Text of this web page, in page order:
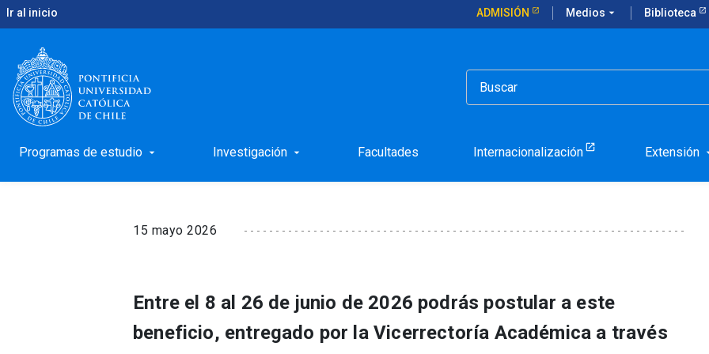
Ir al inicio ADMISIÓN Medios arrow_drop_down Biblioteca
Programas de estudio arrow_drop_down Investigación arrow_drop_down Facultades Internacionalización Extensión
Inicio
Atención estudiante de magíster: ya puedes
beneficio de residencia (2do semestre 2026)
15 mayo 2026
Entre el 8 al 26 de junio de 2026 podrás postular a este
beneficio, entregado por la Vicerrectoría Académica a través